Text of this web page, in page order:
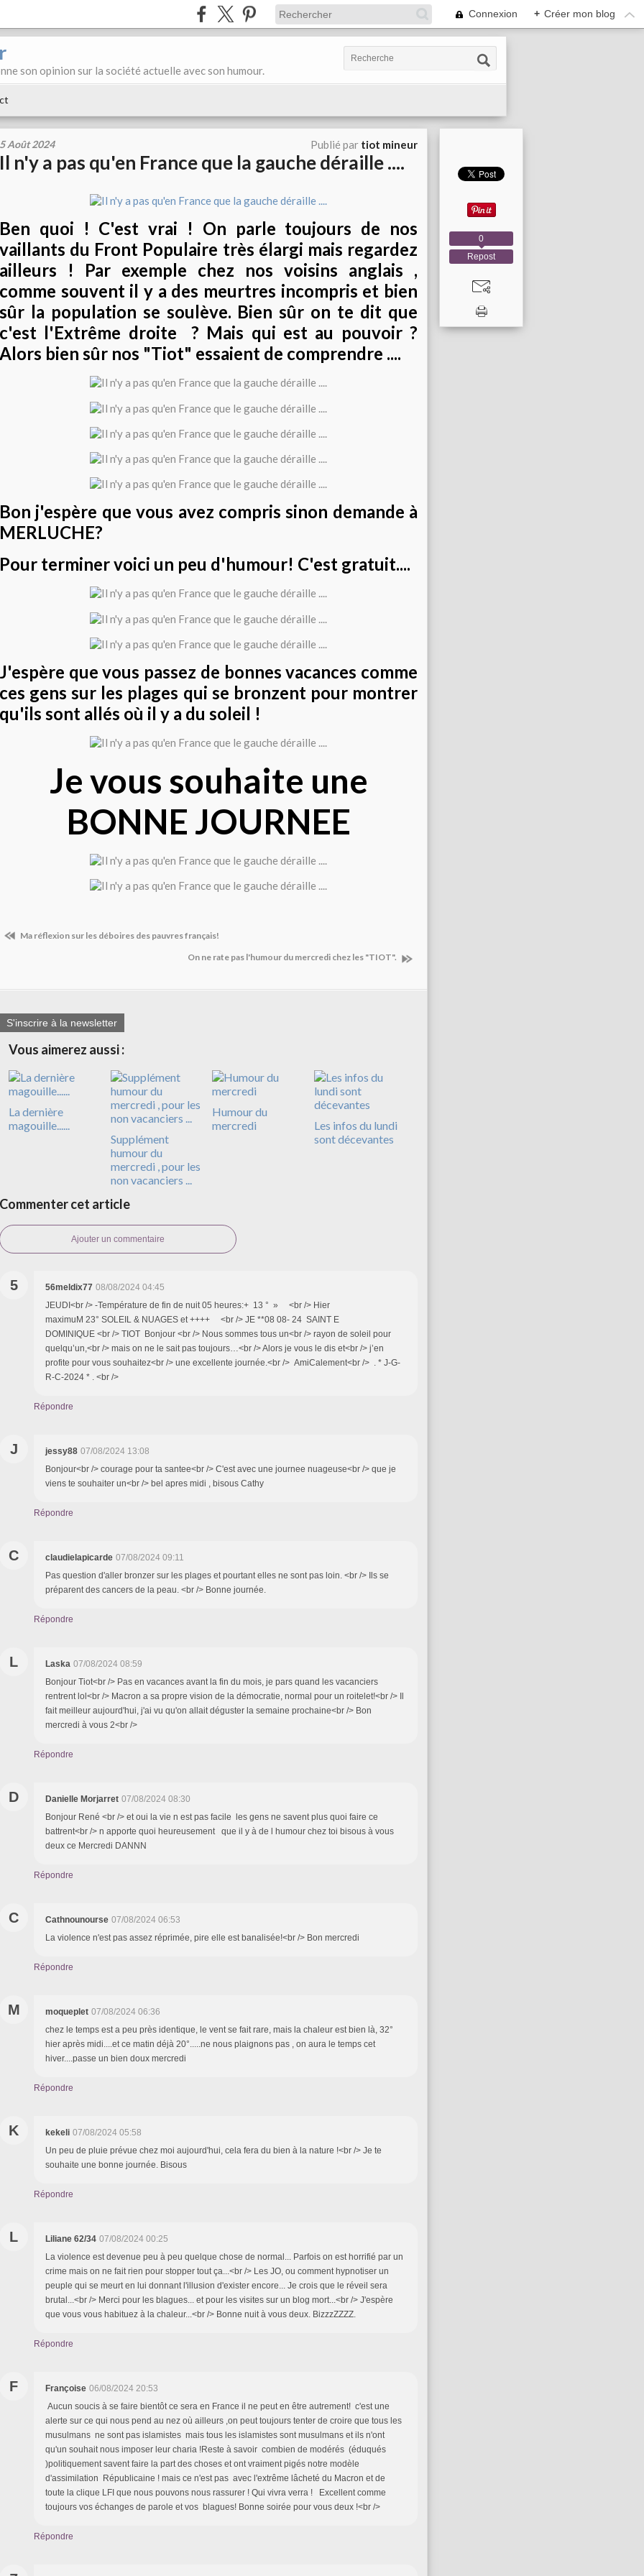
Connexion + Créer mon blog
son opinion sur la société actuelle avec son humour.
5 Août 2024 Publié par tiot mineur
Il n'y a pas qu'en France que la gauche déraille ....
Ben quoi ! C'est vrai ! On parle toujours de nos
vaillants du Front Populaire très élargi mais regardez
ailleurs ! Par exemple chez nos voisins anglais ,
comme souvent il y a des meurtres incompris et bien
sûr la population se soulève. Bien sûr on te dit que
c'est l'Extrême droite ? Mais qui est au pouvoir ?
Alors bien sûr nos "Tiot" essaient de comprendre ....
Bon j'espère que vous avez compris sinon demande à
MERLUCHE?
Pour terminer voici un peu d'humour! C'est gratuit....
J'espère que vous passez de bonnes vacances comme
ces gens sur les plages qui se bronzent pour montrer
qu'ils sont allés où il y a du soleil !
Je vous souhaite une
BONNE JOURNEE
Ma réflexion sur les déboires des pauvres français!
On ne rate pas l'humour du mercredi chez les "TIOT".
S'inscrire à la newsletter
Vous aimerez aussi :
La dernière
magouille......
Supplément
humour du
mercredi , pour les
non vacanciers ...
Humour du
mercredi
Les infos du lundi
sont décevantes
Commenter cet article
Ajouter un commentaire
5 56meldix77 08/08/2024 04:45
JEUDI<br /> -Température de fin de nuit 05 heures:+ 13 ° » <br /> Hier
maximuM 23° SOLEIL & NUAGES et ++++ <br /> JE **08 08- 24 SAINT E
DOMINIQUE <br /> TIOT Bonjour <br /> Nous sommes tous un<br /> rayon de soleil pour
quelqu’un,<br /> mais on ne le sait pas toujours…<br /> Alors je vous le dis et<br /> j’en
profite pour vous souhaitez<br /> une excellente journée.<br /> AmiCalement<br /> . * J-G-
R-C-2024 * . <br />
Répondre
J jessy88 07/08/2024 13:08
Bonjour<br /> courage pour ta santee<br /> C'est avec une journee nuageuse<br /> que je
viens te souhaiter un<br /> bel apres midi , bisous Cathy
Répondre
C claudielapicarde 07/08/2024 09:11
Pas question d'aller bronzer sur les plages et pourtant elles ne sont pas loin. <br /> Ils se
préparent des cancers de la peau. <br /> Bonne journée.
Répondre
L Laska 07/08/2024 08:59
Bonjour Tiot<br /> Pas en vacances avant la fin du mois, je pars quand les vacanciers
rentrent lol<br /> Macron a sa propre vision de la démocratie, normal pour un roitelet!<br /> Il
fait meilleur aujourd'hui, j'ai vu qu'on allait déguster la semaine prochaine<br /> Bon
mercredi à vous 2<br />
Répondre
D Danielle Morjarret 07/08/2024 08:30
Bonjour René <br /> et oui la vie n est pas facile les gens ne savent plus quoi faire ce
battrent<br /> n apporte quoi heureusement que il y à de l humour chez toi bisous à vous
deux ce Mercredi DANNN
Répondre
C Cathnounourse 07/08/2024 06:53
La violence n'est pas assez réprimée, pire elle est banalisée!<br /> Bon mercredi
Répondre
M moqueplet 07/08/2024 06:36
chez le temps est a peu près identique, le vent se fait rare, mais la chaleur est bien là, 32°
hier après midi....et ce matin déjà 20°.....ne nous plaignons pas , on aura le temps cet
hiver....passe un bien doux mercredi
Répondre
K kekeli 07/08/2024 05:58
Un peu de pluie prévue chez moi aujourd'hui, cela fera du bien à la nature !<br /> Je te
souhaite une bonne journée. Bisous
Répondre
L Liliane 62/34 07/08/2024 00:25
La violence est devenue peu à peu quelque chose de normal... Parfois on est horrifié par un
crime mais on ne fait rien pour stopper tout ça...<br /> Les JO, ou comment hypnotiser un
peuple qui se meurt en lui donnant l'illusion d'exister encore... Je crois que le réveil sera
brutal...<br /> Merci pour les blagues... et pour les visites sur un blog mort...<br /> J'espère
que vous vous habituez à la chaleur...<br /> Bonne nuit à vous deux. BizzzZZZZ.
Répondre
F Françoise 06/08/2024 20:53
Aucun soucis à se faire bientôt ce sera en France il ne peut en être autrement! c'est une
alerte sur ce qui nous pend au nez où ailleurs ,on peut toujours tenter de croire que tous les
musulmans ne sont pas islamistes mais tous les islamistes sont musulmans et ils n'ont
qu'un souhait nous imposer leur charia !Reste à savoir combien de modérés (éduqués
)politiquement savent faire la part des choses et ont vraiment pigés notre modèle
d'assimilation Républicaine ! mais ce n'est pas avec l'extrême lâcheté du Macron et de
toute la clique LFI que nous pouvons nous rassurer ! Qui vivra verra ! Excellent comme
toujours vos échanges de parole et vos blagues! Bonne soirée pour vous deux !<br />
Répondre
Repost
0